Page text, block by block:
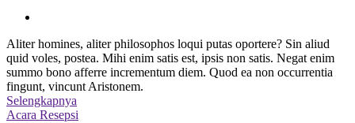
Aliter homines, aliter philosophos loqui putas oportere? Sin aliud
quid voles, postea. Mihi enim satis est, ipsis non satis. Negat enim
summo bono afferre incrementum diem. Quod ea non occurrentia
fingunt, vincunt Aristonem.
Selengkapnya
Acara Resepsi